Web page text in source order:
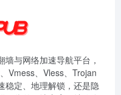
与网络加速导航平台，
Vmess、Vless、Trojan
稳定、地理解锁，还是隐